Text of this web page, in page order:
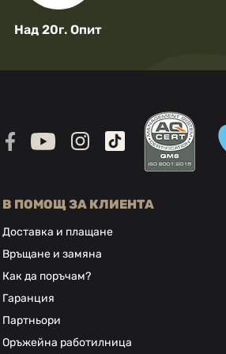
Над 20г. Опит
В ПОМОЩ ЗА КЛИЕНТА
Доставка и плащане
Връщане и замяна
Как да поръчам?
Гаранция
Партньори
Оръжейна работилница